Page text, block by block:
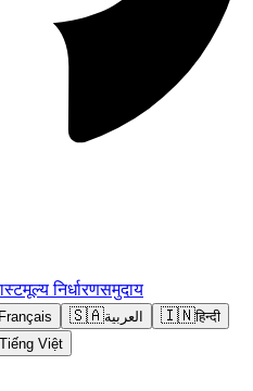
मूल्य निर्धारणसमुदाय
Français 🇸🇦العربية 🇮🇳हिन्दी
Tiếng Việt